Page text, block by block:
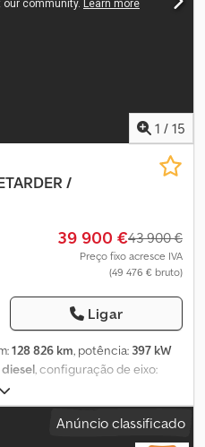
disponíveis * Última
11.000 h * Pronto para uso
1 / 15
/
39 900 €43 900 €
Preço fixo acresce IVA
(49 476 € bruto)
Ligar
128 826 km, potência: 397 kW
diesel , configuração de eixo:
mm
cabina-cama, tipo de
de emissão:Euro 6 , suspensão:
Anúncio classificado